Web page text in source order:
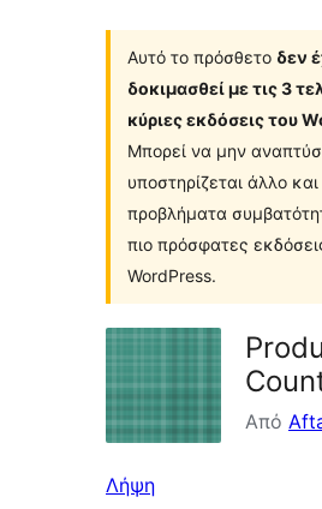
Αυτό το πρόσθετο δεν
δοκιμασθεί με τις 3
κύριες εκδόσεις του
Μπορεί να μην
υποστηρίζεται άλλο
προβλήματα
πιο πρόσφατες
WordPress.
Από
Λήψη